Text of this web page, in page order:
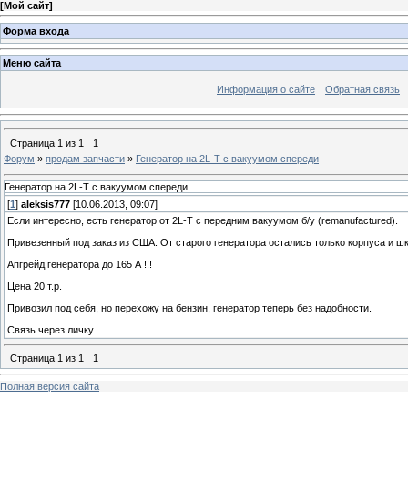
[Мой сайт]
Форма входа
Меню сайта
Информация о сайте Обратная связь
Страница 1 из 1
1
Форум » продам запчасти » Генератор на 2L-T с вакуумом спереди
Генератор на 2L-T с вакуумом спереди
[1 ] aleksis777 [10.06.2013, 09:07]
Если интересно, есть генератор от 2L-T с передним вакуумом б/у (remanufactured).
Привезенный под заказ из США. От старого генератора остались только корпуса и
Апгрейд генератора до 165 А !!!
Цена 20 т.р.
Привозил под себя, но перехожу на бензин, генератор теперь без надобности.
Связь через личку.
Страница 1 из 1 1
Полная версия сайта